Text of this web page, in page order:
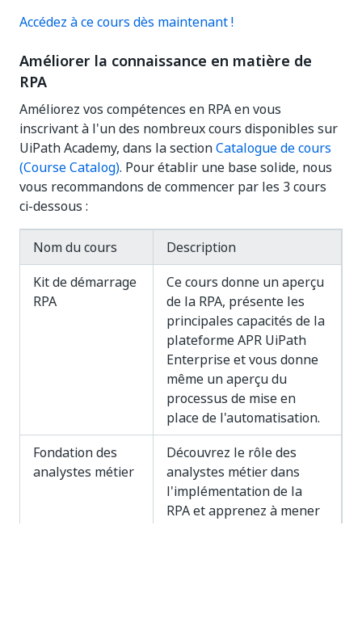
Accédez à ce cours dès maintenant !
Améliorer la connaissance en matière de
RPA
Améliorez vos compétences en RPA en vous
inscrivant à l'un des nombreux cours disponibles sur
UiPath Academy, dans la sectionCatalogue de cours
(Course Catalog). Pour établir une base solide, nous
vous recommandons de commencer par les 3 cours
ci-dessous :
Nom du cours
Description
Kit de démarrage
RPA
Ce cours donne un aperçu
de la RPA, présente les
principales capacités de la
plateforme APR UiPath
Enterprise et vous donne
même un aperçu du
processus de mise en
place de l'automatisation.
Fondation des
analystes métier
Découvrez le rôle des
analystes métier dans
l'implémentation de la
RPA et apprenez à mener